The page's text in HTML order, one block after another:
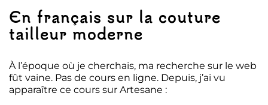
En français sur la couture
tailleur moderne
À l’époque où je cherchais, ma recherche sur le web
fût vaine. Pas de cours en ligne. Depuis, j’ai vu
apparaître ce cours sur Artesane :